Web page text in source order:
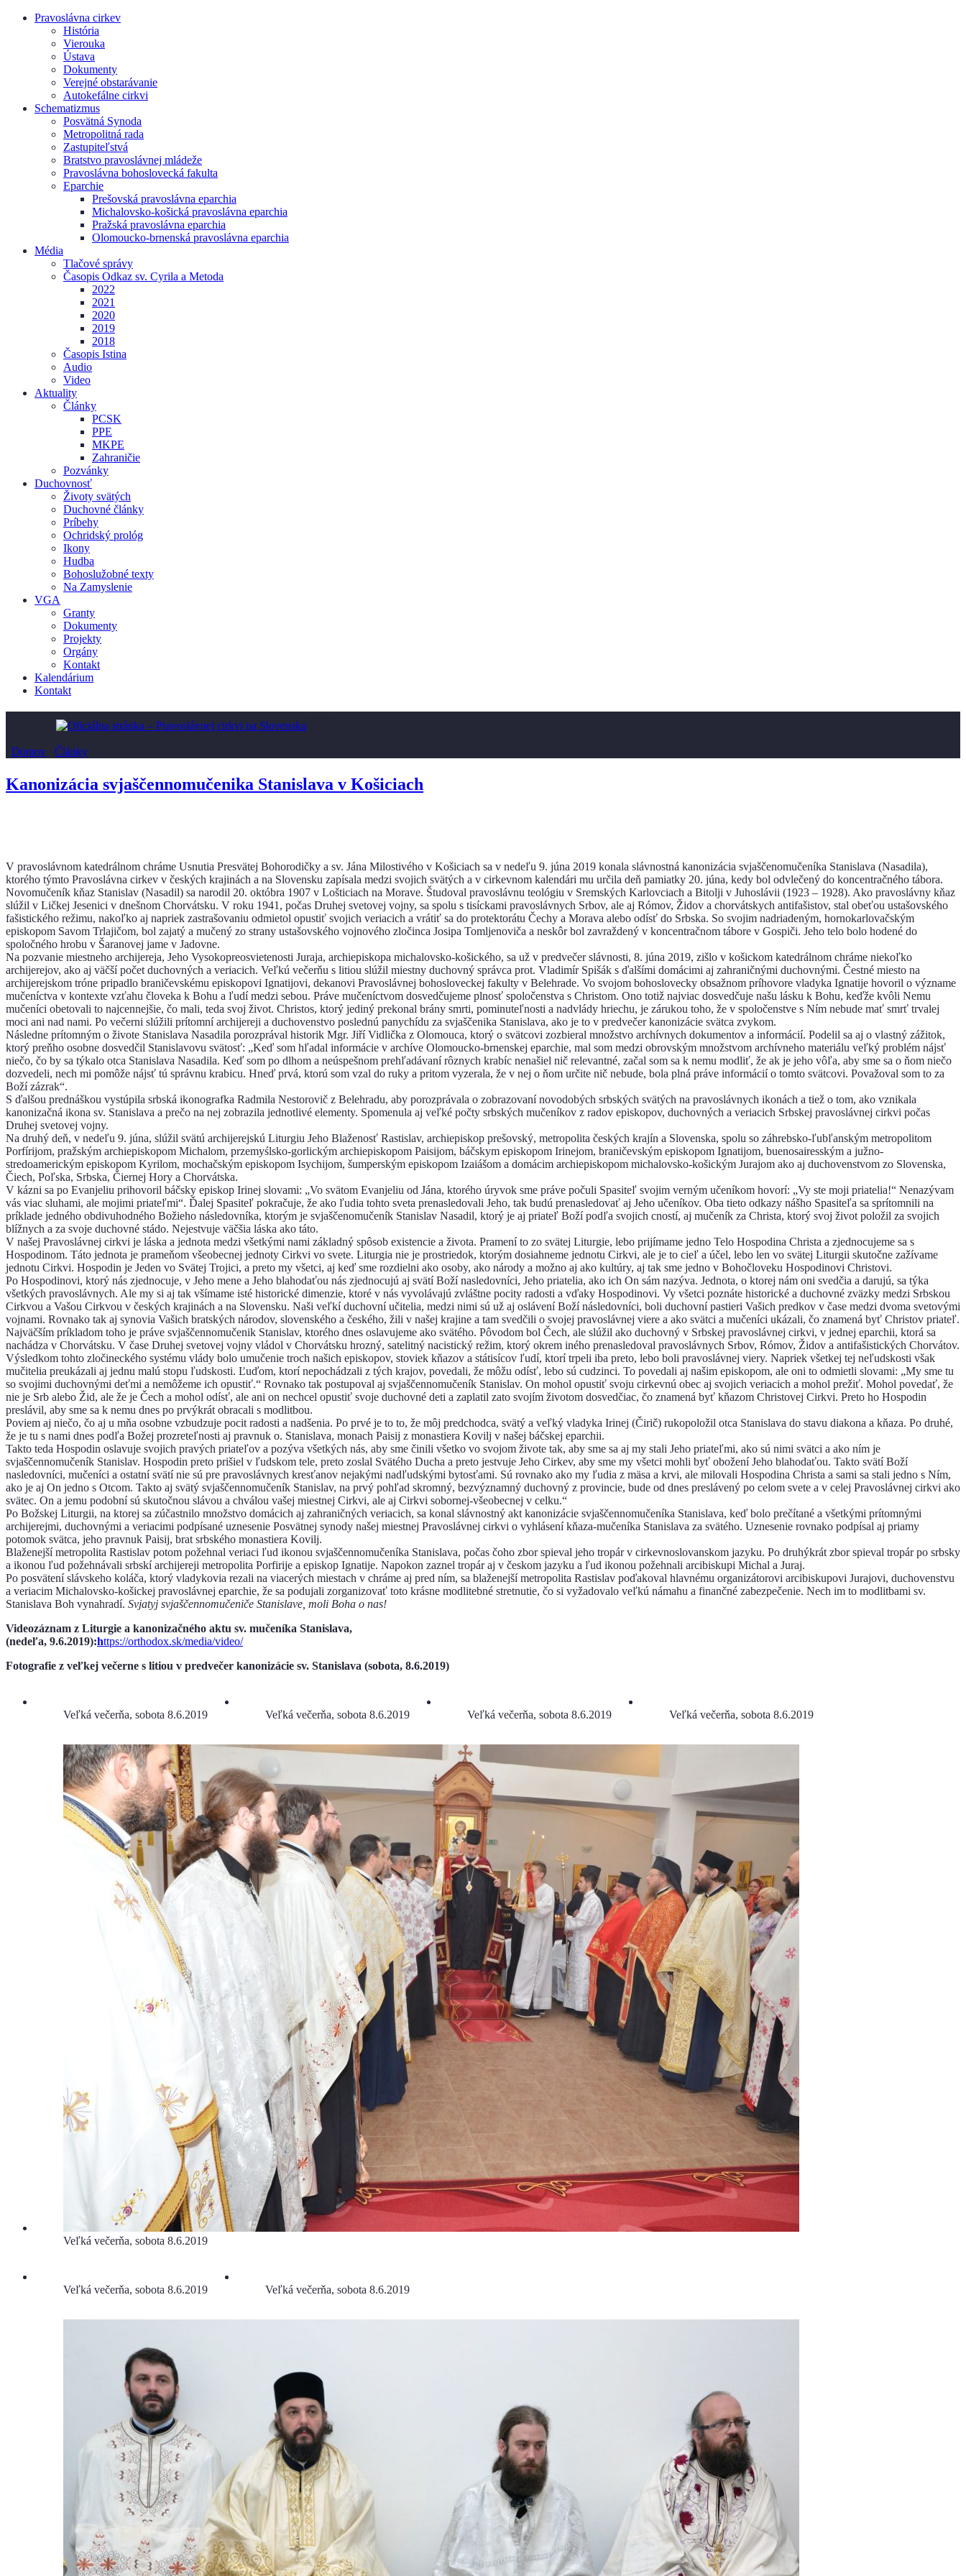
Pravoslávna cirkev
História
Vierouka
Ústava
Dokumenty
Verejné obstarávanie
Autokefálne cirkvi
Schematizmus
Posvätná Synoda
Metropolitná rada
Zastupiteľstvá
Bratstvo pravoslávnej mládeže
Pravoslávna bohoslovecká fakulta
Eparchie
Prešovská pravoslávna eparchia
Michalovsko-košická pravoslávna eparchia
Pražská pravoslávna eparchia
Olomoucko-brnenská pravoslávna eparchia
Média
Tlačové správy
Časopis Odkaz sv. Cyrila a Metoda
2022
2021
2020
2019
2018
Časopis Istina
Audio
Video
Aktuality
Články
PCSK
PPE
MKPE
Zahraničie
Pozvánky
Duchovnosť
Životy svätých
Duchovné články
Príbehy
Ochridský prológ
Ikony
Hudba
Bohoslužobné texty
Na Zamyslenie
VGA
Granty
Dokumenty
Projekty
Orgány
Kontakt
Kalendárium
Kontakt
Domov Články
Kanonizácia svjaščennomučenika Stanislava v Košiciach
V pravoslávnom katedrálnom chráme Usnutia Presvätej Bohorodičky a sv. Jána Milostivého v Košiciach sa v nedeľu 9. júna 2019 konala slávnostná kanonizácia svjaščenomučeníka Stanislava (Nasadila),
ktorého týmto Pravoslávna cirkev v českých krajinách a na Slovensku zapísala medzi svojich svätých a v cirkevnom kalendári mu určila deň pamiatky 20. júna, kedy bol odvlečený do koncentračného tábora.
Novomučeník kňaz Stanislav (Nasadil) sa narodil 20. októbra 1907 v Lošticiach na Morave. Študoval pravoslávnu teológiu v Sremských Karlovciach a Bitolji v Juhoslávii (1923 – 1928). Ako pravoslávny kňaz
slúžil v Ličkej Jesenici v dnešnom Chorvátsku. V roku 1941, počas Druhej svetovej vojny, sa spolu s tisíckami pravoslávnych Srbov, ale aj Rómov, Židov a chorvátskych antifašistov, stal obeťou ustašovského
fašistického režimu, nakoľko aj napriek zastrašovaniu odmietol opustiť svojich veriacich a vrátiť sa do protektorátu Čechy a Morava alebo odísť do Srbska. So svojim nadriadeným, hornokarlovačským
episkopom Savom Trlajičom, bol zajatý a mučený zo strany ustašovského vojnového zločinca Josipa Tomljenoviča a neskôr bol zavraždený v koncentračnom tábore v Gospiči. Jeho telo bolo hodené do
spoločného hrobu v Šaranovej jame v Jadovne.
Na pozvanie miestneho archijereja, Jeho Vysokopreosvietenosti Juraja, archiepiskopa michalovsko-košického, sa už v predvečer slávnosti, 8. júna 2019, zišlo v košickom katedrálnom chráme niekoľko
archijerejov, ako aj väčší počet duchovných a veriacich. Veľkú večerňu s litiou slúžil miestny duchovný správca prot. Vladimír Spišák s ďalšími domácimi aj zahraničnými duchovnými. Čestné miesto na
archijerejskom tróne pripadlo braničevskému episkopovi Ignatijovi, dekanovi Pravoslávnej bohosloveckej fakulty v Belehrade. Vo svojom bohoslovecky obsažnom príhovore vladyka Ignatije hovoril o význame
mučeníctva v kontexte vzťahu človeka k Bohu a ľudí medzi sebou. Práve mučeníctvom dosvedčujeme plnosť spoločenstva s Christom. Ono totiž najviac dosvedčuje našu lásku k Bohu, keďže kvôli Nemu
mučeníci obetovali to najcennejšie, čo mali, teda svoj život. Christos, ktorý jediný prekonal brány smrti, pominuteľnosti a nadvlády hriechu, je zárukou toho, že v spoločenstve s Ním nebude mať smrť trvalej
moci ani nad nami. Po večerni slúžili prítomní archijereji a duchovenstvo poslednú panychídu za svjaščenika Stanislava, ako je to v predvečer kanonizácie svätca zvykom.
Následne prítomným o živote Stanislava Nasadila porozprával historik Mgr. Jiří Vidlička z Olomouca, ktorý o svätcovi zozbieral množstvo archívnych dokumentov a informácií. Podelil sa aj o vlastný zážitok,
ktorý preňho osobne dosvedčil Stanislavovu svätosť: „Keď som hľadal informácie v archíve Olomoucko-brnenskej eparchie, mal som medzi obrovským množstvom archívneho materiálu veľký problém nájsť
niečo, čo by sa týkalo otca Stanislava Nasadila. Keď som po dlhom a neúspešnom prehľadávaní rôznych krabíc nenašiel nič relevantné, začal som sa k nemu modliť, že ak je jeho vôľa, aby sme sa o ňom niečo
dozvedeli, nech mi pomôže nájsť tú správnu krabicu. Hneď prvá, ktorú som vzal do ruky a pritom vyzerala, že v nej o ňom určite nič nebude, bola plná práve informácií o tomto svätcovi. Považoval som to za
Boží zázrak“.
S ďalšou prednáškou vystúpila srbská ikonografka Radmila Nestorovič z Belehradu, aby porozprávala o zobrazovaní novodobých srbských svätých na pravoslávnych ikonách a tiež o tom, ako vznikala
kanonizačná ikona sv. Stanislava a prečo na nej zobrazila jednotlivé elementy. Spomenula aj veľké počty srbských mučeníkov z radov episkopov, duchovných a veriacich Srbskej pravoslávnej cirkvi počas
Druhej svetovej vojny.
Na druhý deň, v nedeľu 9. júna, slúžil svätú archijerejskú Liturgiu Jeho Blaženosť Rastislav, archiepiskop prešovský, metropolita českých krajín a Slovenska, spolu so záhrebsko-ľubľanským metropolitom
Porfírijom, pražským archiepiskopom Michalom, przemyślsko-gorlickým archiepiskopom Paisijom, báčskym episkopom Irinejom, braničevským episkopom Ignatijom, buenosairesským a južno-
stredoamerickým episkopom Kyrilom, mochačským episkopom Isychijom, šumperským episkopom Izaiášom a domácim archiepiskopom michalovsko-košickým Jurajom ako aj duchovenstvom zo Slovenska,
Čiech, Poľska, Srbska, Čiernej Hory a Chorvátska.
V kázni sa po Evanjeliu prihovoril báčsky episkop Irinej slovami: „Vo svätom Evanjeliu od Jána, ktorého úryvok sme práve počuli Spasiteľ svojim verným učeníkom hovorí: „Vy ste moji priatelia!“ Nenazývam
vás viac sluhami, ale mojimi priateľmi“. Ďalej Spasiteľ pokračuje, že ako ľudia tohto sveta prenasledovali Jeho, tak budú prenasledovať aj Jeho učeníkov. Oba tieto odkazy nášho Spasiteľa sa sprítomnili na
príklade jedného obdivuhodného Božieho následovníka, ktorým je svjaščenomučeník Stanislav Nasadil, ktorý je aj priateľ Boží podľa svojich cností, aj mučeník za Christa, ktorý svoj život položil za svojich
blížnych a za svoje duchovné stádo. Nejestvuje väčšia láska ako táto.
V našej Pravoslávnej cirkvi je láska a jednota medzi všetkými nami základný spôsob existencie a života. Pramení to zo svätej Liturgie, lebo prijímame jedno Telo Hospodina Christa a zjednocujeme sa s
Hospodinom. Táto jednota je prameňom všeobecnej jednoty Cirkvi vo svete. Liturgia nie je prostriedok, ktorým dosiahneme jednotu Cirkvi, ale je to cieľ a účel, lebo len vo svätej Liturgii skutočne zažívame
jednotu Cirkvi. Hospodin je Jeden vo Svätej Trojici, a preto my všetci, aj keď sme rozdielni ako osoby, ako národy a možno aj ako kultúry, aj tak sme jedno v Bohočloveku Hospodinovi Christovi.
Po Hospodinovi, ktorý nás zjednocuje, v Jeho mene a Jeho blahodaťou nás zjednocujú aj svätí Boží nasledovníci, Jeho priatelia, ako ich On sám nazýva. Jednota, o ktorej nám oni svedčia a darujú, sa týka
všetkých pravoslávnych. Ale my si aj tak všímame isté historické dimenzie, ktoré v nás vyvolávajú zvláštne pocity radosti a vďaky Hospodinovi. Vy všetci poznáte historické a duchovné zväzky medzi Srbskou
Cirkvou a Vašou Cirkvou v českých krajinách a na Slovensku. Naši veľkí duchovní učitelia, medzi nimi sú už aj oslávení Boží následovníci, boli duchovní pastieri Vašich predkov v čase medzi dvoma svetovými
vojnami. Rovnako tak aj synovia Vašich bratských národov, slovenského a českého, žili v našej krajine a tam svedčili o svojej pravoslávnej viere a ako svätci a mučeníci ukázali, čo znamená byť Christov priateľ.
Najväčším príkladom toho je práve svjaščennomučenik Stanislav, ktorého dnes oslavujeme ako svätého. Pôvodom bol Čech, ale slúžil ako duchovný v Srbskej pravoslávnej cirkvi, v jednej eparchii, ktorá sa
nachádza v Chorvátsku. V čase Druhej svetovej vojny vládol v Chorvátsku hrozný, satelitný nacistický režim, ktorý okrem iného prenasledoval pravoslávnych Srbov, Rómov, Židov a antifašistických Chorvátov.
Výsledkom tohto zločineckého systému vlády bolo umučenie troch našich episkopov, stoviek kňazov a státisícov ľudí, ktorí trpeli iba preto, lebo boli pravoslávnej viery. Napriek všetkej tej neľudskosti však
mučitelia preukázali aj jednu malú stopu ľudskosti. Ľuďom, ktorí nepochádzali z tých krajov, povedali, že môžu odísť, lebo sú cudzinci. To povedali aj našim episkopom, ale oni to odmietli slovami: „My sme tu
so svojimi duchovnými deťmi a nemôžeme ich opustiť.“ Rovnako tak postupoval aj svjaščennomučeník Stanislav. On mohol opustiť svoju cirkevnú obec aj svojich veriacich a mohol prežiť. Mohol povedať, že
nie je Srb alebo Žid, ale že je Čech a mohol odísť, ale ani on nechcel opustiť svoje duchovné deti a zaplatil zato svojím životom dosvedčiac, čo znamená byť kňazom Christovej Cirkvi. Preto ho Hospodin
preslávil, aby sme sa k nemu dnes po prvýkrát obracali s modlitbou.
Poviem aj niečo, čo aj u mňa osobne vzbudzuje pocit radosti a nadšenia. Po prvé je to to, že môj predchodca, svätý a veľký vladyka Irinej (Čirič) rukopoložil otca Stanislava do stavu diakona a kňaza. Po druhé,
že je tu s nami dnes podľa Božej prozreteľnosti aj pravnuk o. Stanislava, monach Paisij z monastiera Kovilj v našej báčskej eparchii.
Takto teda Hospodin oslavuje svojich pravých priateľov a pozýva všetkých nás, aby sme činili všetko vo svojom živote tak, aby sme sa aj my stali Jeho priateľmi, ako sú nimi svätci a ako ním je
svjaščennomučeník Stanislav. Hospodin preto prišiel v ľudskom tele, preto zoslal Svätého Ducha a preto jestvuje Jeho Cirkev, aby sme my všetci mohli byť obožení Jeho blahodaťou. Takto svätí Boží
nasledovníci, mučeníci a ostatní svätí nie sú pre pravoslávnych kresťanov nejakými nadľudskými bytosťami. Sú rovnako ako my ľudia z mäsa a krvi, ale milovali Hospodina Christa a sami sa stali jedno s Ním,
ako je aj On jedno s Otcom. Takto aj svätý svjaščennomučeník Stanislav, na prvý pohľad skromný, bezvýznamný duchovný z provincie, bude od dnes preslávený po celom svete a v celej Pravoslávnej cirkvi ako
svätec. On a jemu podobní sú skutočnou slávou a chválou vašej miestnej Cirkvi, ale aj Cirkvi sobornej-všeobecnej v celku.“
Po Božskej Liturgii, na ktorej sa zúčastnilo množstvo domácich aj zahraničných veriacich, sa konal slávnostný akt kanonizácie svjaščennomučeníka Stanislava, keď bolo prečítané a všetkými prítomnými
archijerejmi, duchovnými a veriacimi podpísané uznesenie Posvätnej synody našej miestnej Pravoslávnej cirkvi o vyhlásení kňaza-mučeníka Stanislava za svätého. Uznesenie rovnako podpísal aj priamy
potomok svätca, jeho pravnuk Paisij, brat srbského monastiera Kovilj.
Blaženejší metropolita Rastislav potom požehnal veriaci ľud ikonou svjaščennomučeníka Stanislava, počas čoho zbor spieval jeho tropár v cirkevnoslovanskom jazyku. Po druhýkrát zbor spieval tropár po srbsky
a ikonou ľud požehnávali srbskí archijereji metropolita Porfirije a episkop Ignatije. Napokon zaznel tropár aj v českom jazyku a ľud ikonou požehnali arcibiskupi Michal a Juraj.
Po posvätení slávskeho koláča, ktorý vladykovia rezali na viacerých miestach v chráme aj pred ním, sa blaženejší metropolita Rastislav poďakoval hlavnému organizátorovi arcibiskupovi Jurajovi, duchovenstvu
a veriacim Michalovsko-košickej pravoslávnej eparchie, že sa podujali zorganizovať toto krásne modlitebné stretnutie, čo si vyžadovalo veľkú námahu a finančné zabezpečenie. Nech im to modlitbami sv.
Stanislava Boh vynahradí. Svjatyj svjaščennomučeniče Stanislave, moli Boha o nas!
Videozáznam z Liturgie a kanonizačného aktu sv. mučeníka Stanislava,
(nedeľa, 9.6.2019):https://orthodox.sk/media/video/
Fotografie z veľkej večerne s litiou v predvečer kanonizácie sv. Stanislava (sobota, 8.6.2019)
Veľká večerňa, sobota 8.6.2019 Veľká večerňa, sobota 8.6.2019 Veľká večerňa, sobota 8.6.2019 Veľká večerňa, sobota 8.6.2019
Veľká večerňa, sobota 8.6.2019
Veľká večerňa, sobota 8.6.2019 Veľká večerňa, sobota 8.6.2019